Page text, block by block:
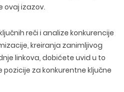
ovaj izazov.
reči i analize konkurencije
kreiranja zanimljivog
linkova, dobićete uvid u to
za konkurentne ključne